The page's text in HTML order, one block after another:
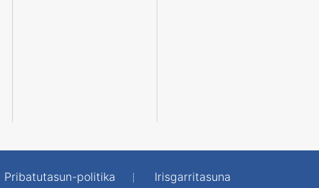
Pribatutasun-politika Irisgarritasuna